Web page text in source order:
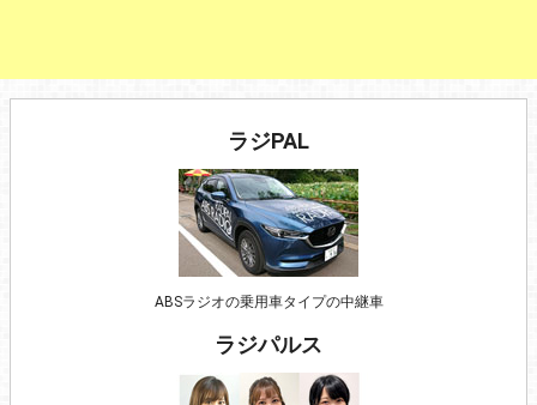
ラジPAL
ABSラジオの乗用車タイプの中継車
ラジパルス